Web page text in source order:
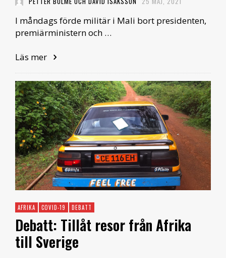
I måndags förde militär i Mali bort presidenten,
premiärministern och …
Läs mer
AFRIKA COVID-19 DEBATT
Debatt: Tillåt resor från Afrika
till Sverige